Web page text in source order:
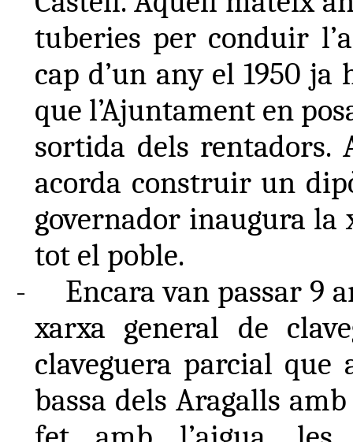
tuberies per conduir
cap d’un any el 1950
que l’Ajuntament en
sortida dels rentadors.
acorda construir un
governador inaugura la
tot el poble.
-
Encara van passar 9
xarxa general de
claveguera parcial
bassa dels Aragalls